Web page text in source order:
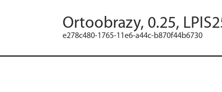
Ortoobrazy, 0.25,
e278c480-1765-11e6-a44c-b870f44b6730